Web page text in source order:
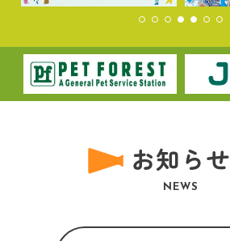
お知らせ
NEWS